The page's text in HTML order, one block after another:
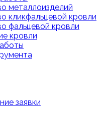
металлоизделий
кликфальцевой кровли
фальцевой кровли
кровли
заявки